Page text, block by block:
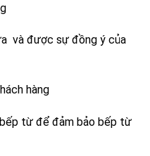
và được sự đồng ý của
hàng
từ để đảm bảo bếp từ